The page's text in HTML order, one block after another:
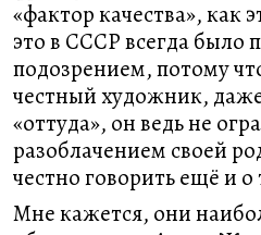
«фактор качества», как
это в СССР всегда было
подозрением, потому
честный художник,
«оттуда», он ведь не
разоблачением своей
честно говорить ещё и о
Мне кажется, они